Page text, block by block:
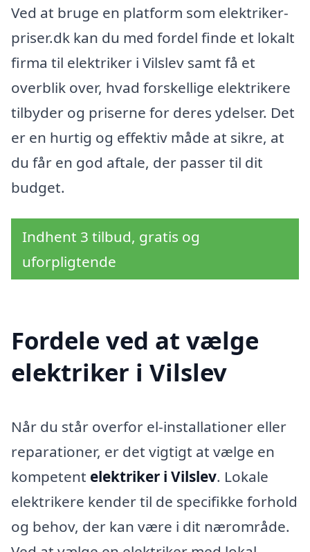
Ved at bruge en platform som elektriker-
priser.dk kan du med fordel finde et lokalt
firma til elektriker i Vilslev samt få et
overblik over, hvad forskellige elektrikere
tilbyder og priserne for deres ydelser. Det
er en hurtig og effektiv måde at sikre, at
du får en god aftale, der passer til dit
budget.
Indhent 3 tilbud, gratis og
uforpligtende
Fordele ved at vælge
elektriker i Vilslev
Når du står overfor el-installationer eller
reparationer, er det vigtigt at vælge en
kompetent elektriker i Vilslev. Lokale
elektrikere kender til de specifikke forhold
og behov, der kan være i dit nærområde.